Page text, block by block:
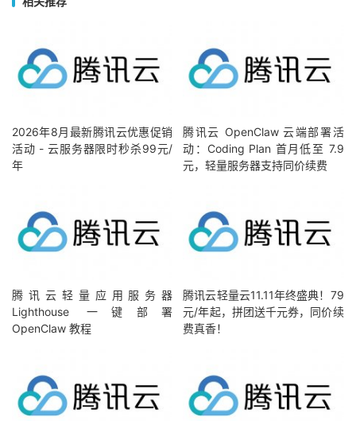
2026年8月最新腾讯云优惠促销
活动 - 云服务器限时秒杀99元/
年
腾讯云 OpenClaw 云端部署活
动：Coding Plan 首月低至 7.9
元，轻量服务器支持同价续费
腾讯云轻量应用服务器
Lighthouse 一键部署
OpenClaw 教程
腾讯云轻量云11.11年终盛典！79
元/年起，拼团送千元券，同价续
费真香！